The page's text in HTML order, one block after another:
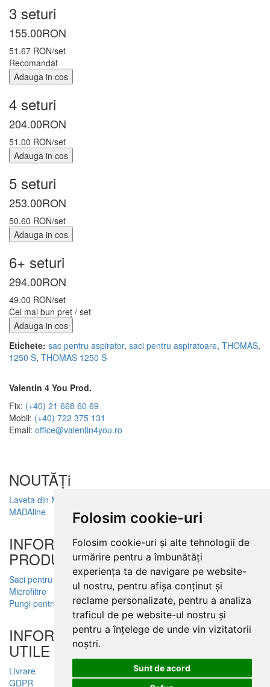
Folosim cookie-uri
Folosim cookie-uri și alte tehnologii de
urmărire pentru a îmbunătăți
experiența ta de navigare pe website-
ul nostru, pentru afișa conținut și
reclame personalizate, pentru a analiza
traficul de pe website-ul nostru și
pentru a înțelege de unde vin vizitatorii
noștri.
Sunt de acord
3 seturi
155.00RON
51.67 RON/set
Recomandat
Adauga in cos
4 seturi
204.00RON
51.00 RON/set
Adauga in cos
5 seturi
253.00RON
50.60 RON/set
Adauga in cos
6+ seturi
294.00RON
49.00 RON/set
Cel mai bun preț / set
Adauga in cos
Etichete: sac pentru aspirator, saci pentru aspiratoare, THOMAS,
1250 S, THOMAS 1250 S
Valentin 4 You Prod.
Fix: (+40) 21 668 60 69
Mobil: (+40) 722 375 131
Email: office@valentin4you.ro
NOUTĂȚi
Laveta din Microfibră
MADAline
INFORMATII
PRODUSE
Saci pentru aspirator
Microfiltre
Pungi pentru colectare praf
INFORMATII
UTILE
Livrare
GDPR